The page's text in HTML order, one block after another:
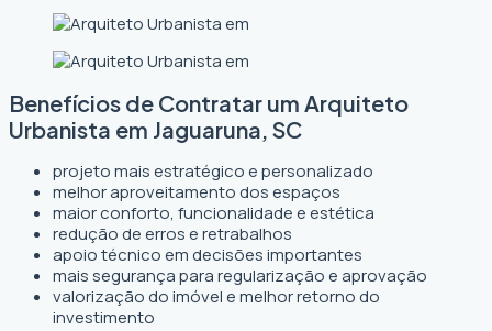
Benefícios de Contratar um Arquiteto
Urbanista em Jaguaruna, SC
projeto mais estratégico e personalizado
melhor aproveitamento dos espaços
maior conforto, funcionalidade e estética
redução de erros e retrabalhos
apoio técnico em decisões importantes
mais segurança para regularização e aprovação
valorização do imóvel e melhor retorno do
investimento